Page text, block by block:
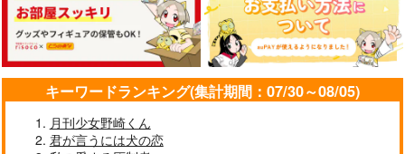
787円（税込）
燭台切光忠×審神者
サンプル
1,887円 （税込）
燭台切光忠
サンプル
2,515円（税込）
燭台切光忠×女審神者
サンプル
キーワードランキング(集計期間：07/30～08/05)
月刊少女野崎くん
君が言うには犬の恋